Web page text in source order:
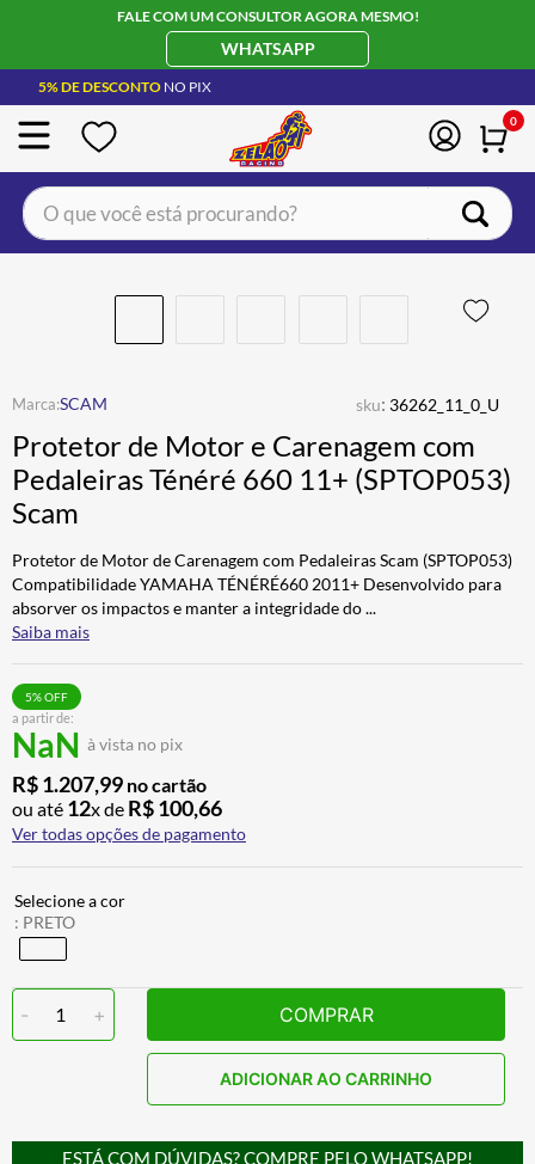
FALE COM UM CONSULTOR AGORA MESMO!
WHATSAPP
5% DE DESCONTO NO PIX
0
O que você está procurando?
SCAM sku: 36262_11_0_U
Protetor de Motor e Carenagem com
Pedaleiras Ténéré 660 11+ (SPTOP053)
Scam
Protetor de Motor de Carenagem com Pedaleiras Scam (SPTOP053)
Compatibilidade YAMAHA TÉNÉRÉ660 2011+ Desenvolvido para
absorver os impactos e manter a integridade do...
Saiba mais
a partir de:
NaN à vista no pix
5% OFF
R$1.207,99 no cartão
ou até 12x de R$100,66
Ver todas opções de pagamento
: PRETO
- 1 + COMPRAR
ADICIONAR AO CARRINHO
ESTÁ COM DÚVIDAS? COMPRE PELO WHATSAPP!
CAPACETE LS2
BOTA
5º LUVA
6º
7º ALPINESTAR
8º CALÇA
9º BOTAS
10º